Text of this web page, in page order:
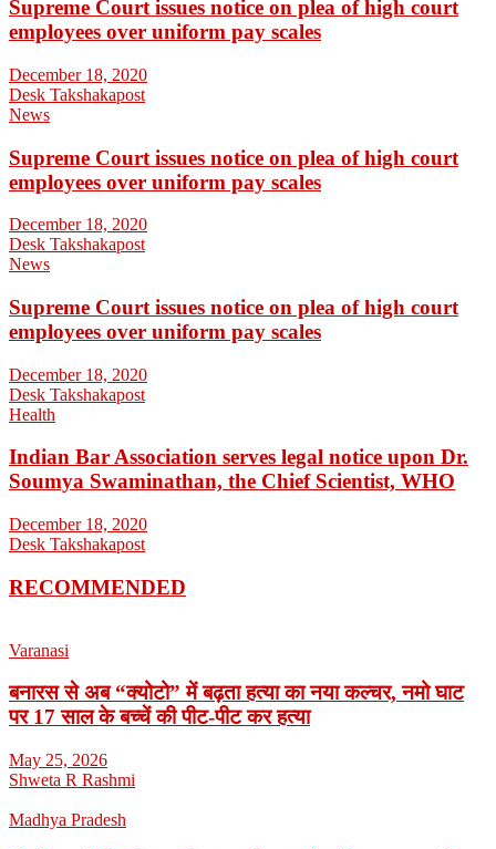
Supreme Court issues notice on plea of high court
employees over uniform pay scales
December 18, 2020
Desk Takshakapost
News
Supreme Court issues notice on plea of high court
employees over uniform pay scales
December 18, 2020
Desk Takshakapost
News
Supreme Court issues notice on plea of high court
employees over uniform pay scales
December 18, 2020
Desk Takshakapost
Health
Indian Bar Association serves legal notice upon Dr.
Soumya Swaminathan, the Chief Scientist, WHO
December 18, 2020
Desk Takshakapost
RECOMMENDED
Varanasi
बनारस से अब “क्योटो” में बढ़ता हत्या का नया कल्चर, नमो घाट
पर 17 साल के बच्चें की पीट-पीट कर हत्या
May 25, 2026
Shweta R Rashmi
Madhya Pradesh